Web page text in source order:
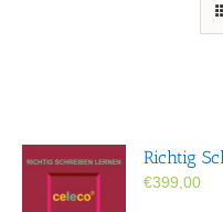
Richtig
€399,00